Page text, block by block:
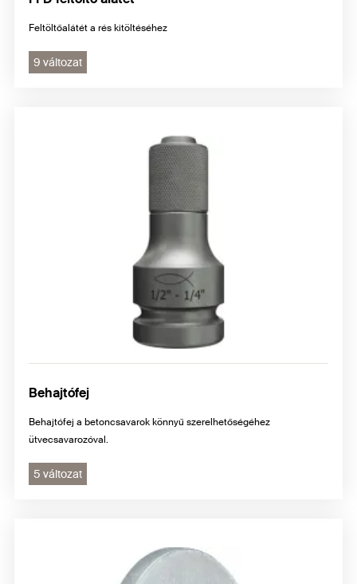
Feltöltőalátét a rés kitöltéséhez
9 változat
Behajtófej
Behajtófej a betoncsavarok könnyű szerelhetőségéhez
ütvecsavarozóval.
5 változat